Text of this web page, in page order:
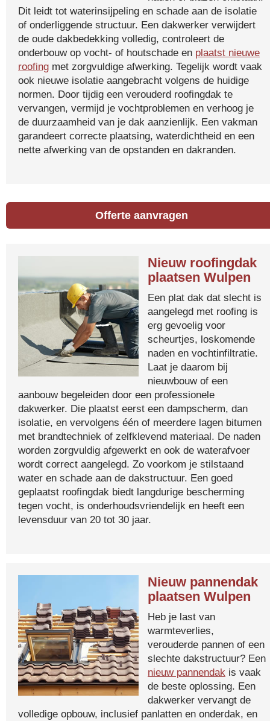
Dit leidt tot waterinsijpeling en schade aan de isolatie
of onderliggende structuur. Een dakwerker verwijdert
de oude dakbedekking volledig, controleert de
onderbouw op vocht- of houtschade en plaatst nieuwe
roofing met zorgvuldige afwerking. Tegelijk wordt vaak
ook nieuwe isolatie aangebracht volgens de huidige
normen. Door tijdig een verouderd roofingdak te
vervangen, vermijd je vochtproblemen en verhoog je
de duurzaamheid van je dak aanzienlijk. Een vakman
garandeert correcte plaatsing, waterdichtheid en een
nette afwerking van de opstanden en dakranden.
Offerte aanvragen
Nieuw roofingdak
plaatsen Wulpen
Een plat dak dat slecht is
aangelegd met roofing is
erg gevoelig voor
scheurtjes, loskomende
naden en vochtinfiltratie.
Laat je daarom bij
nieuwbouw of een
aanbouw begeleiden door een professionele
dakwerker. Die plaatst eerst een dampscherm, dan
isolatie, en vervolgens één of meerdere lagen bitumen
met brandtechniek of zelfklevend materiaal. De naden
worden zorgvuldig afgewerkt en ook de waterafvoer
wordt correct aangelegd. Zo voorkom je stilstaand
water en schade aan de dakstructuur. Een goed
geplaatst roofingdak biedt langdurige bescherming
tegen vocht, is onderhoudsvriendelijk en heeft een
levensduur van 20 tot 30 jaar.
Nieuw pannendak
plaatsen Wulpen
Heb je last van
warmteverlies,
verouderde pannen of een
slechte dakstructuur? Een
nieuw pannendak is vaak
de beste oplossing. Een
dakwerker vervangt de
volledige opbouw, inclusief panlatten en onderdak, en